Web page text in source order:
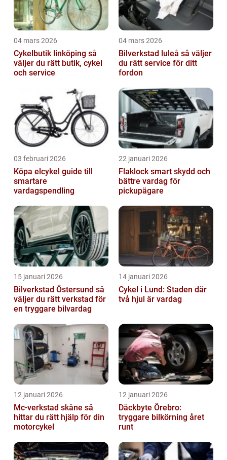
04 mars 2026
Cykelbutik linköping så
väljer du rätt butik, cykel
och service
04 mars 2026
Bilverkstad luleå så väljer
du rätt service för ditt
fordon
03 februari 2026
Köpa elcykel guide till
smartare
vardagspendling
22 januari 2026
Flaklock smart skydd och
bättre vardag för
pickupägare
15 januari 2026
Bilverkstad Östersund så
väljer du rätt verkstad för
en tryggare bilvardag
14 januari 2026
Cykel i Lund: Staden där
två hjul är vardag
12 januari 2026
Mc-verkstad skåne så
hittar du rätt hjälp för din
motorcykel
12 januari 2026
Däckbyte Örebro:
tryggare bilkörning året
runt